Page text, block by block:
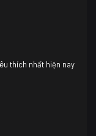
thích nhất hiện nay